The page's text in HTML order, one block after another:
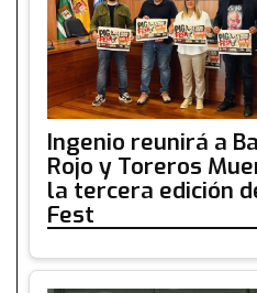
Ingenio reunirá a
Rojo y Toreros
la tercera edición
Fest